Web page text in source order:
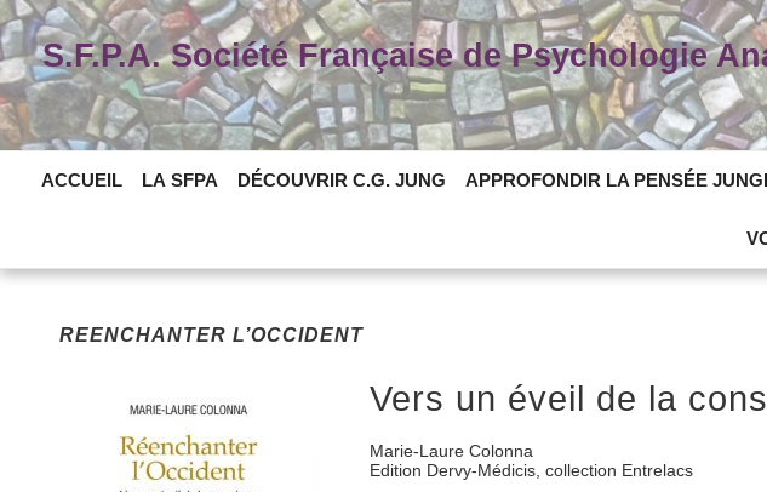
Skip
to
contentS.F.P.A. Société Française de Psychologie
ACCUEIL LA SFPA DÉCOUVRIR C.G. JUNG APPROFONDIR LA PENSÉE
REENCHANTER L’OCCIDENT
Vers un éveil de la
Marie-Laure Colonna
Edition Dervy-Médicis, collection Entrelacs